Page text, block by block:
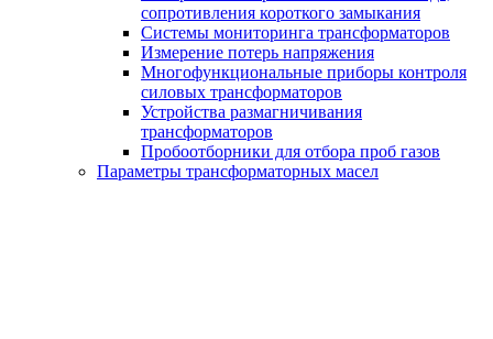
сопротивления короткого замыкания
Системы мониторинга трансформаторов
Измерение потерь напряжения
Многофункциональные приборы контроля
силовых трансформаторов
Устройства размагничивания
трансформаторов
Пробоотборники для отбора проб газов
Параметры трансформаторных масел